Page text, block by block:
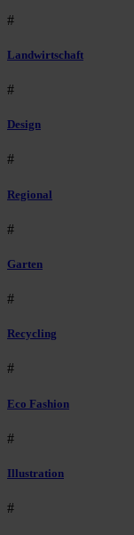
#
Landwirtschaft
#
Design
#
Regional
#
Garten
#
Recycling
#
Eco Fashion
#
Illustration
#